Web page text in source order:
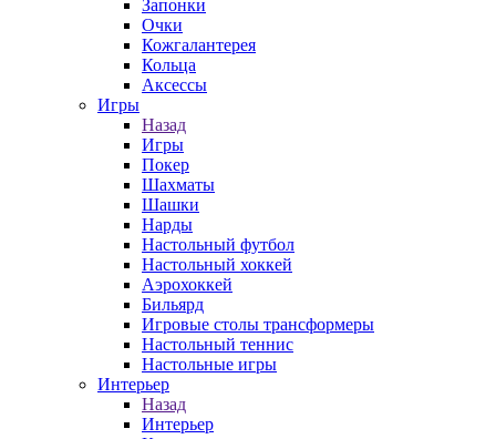
Запонки
Очки
Кожгалантерея
Кольца
Аксессы
Игры
Назад
Игры
Покер
Шахматы
Шашки
Нарды
Настольный футбол
Настольный хоккей
Аэрохоккей
Бильярд
Игровые столы трансформеры
Настольный теннис
Настольные игры
Интерьер
Назад
Интерьер